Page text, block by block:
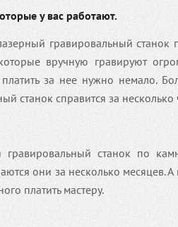
у вас работают.
гравировальный
вручную гравируют
за нее нужно немало.
станок справится за несколько
станок по
они за несколько месяцев. А
платить мастеру.